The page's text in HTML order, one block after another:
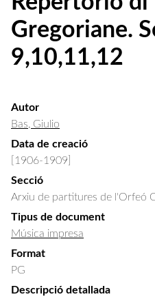
Gregoriane.
9,10,11,12
Autor
Bas, Giulio
Data de creació
[1906-1909]
Secció
Arxiu de partitures de l'Orfeó
Tipus de document
Música impresa
Format
PG
Descripció detallada